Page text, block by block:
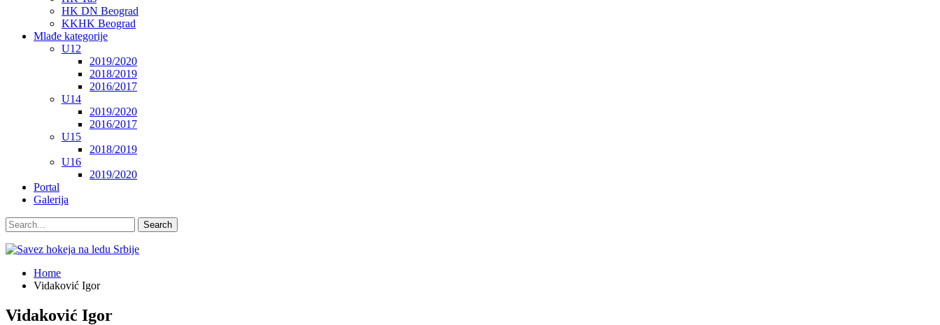
HK DN Beograd
KKHK Beograd
Mlađe kategorije
U12
2019/2020
2018/2019
2016/2017
U14
2019/2020
2016/2017
U15
2018/2019
U16
2019/2020
Portal
Galerija
Home
Vidaković Igor
Vidaković Igor